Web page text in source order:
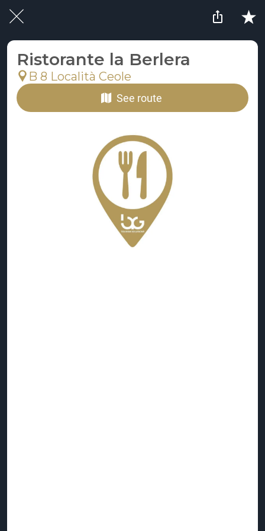
Ristorante la Berlera
B 8 Località Ceole
See route